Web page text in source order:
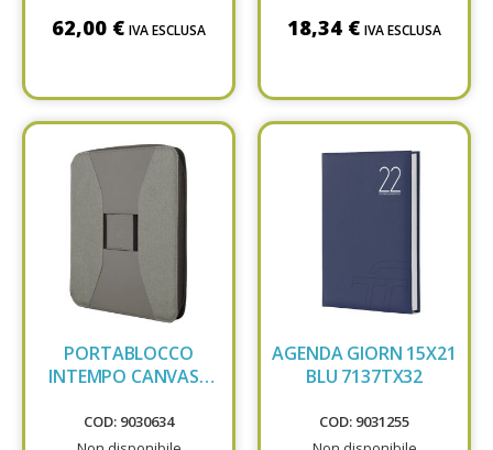
62,00 € IVA ESCLUSA 18,34 € IVA ESCLUSA
PORTABLOCCO
INTEMPO CANVASS
COD: 9030634
AGENDA GIORN 15X21
BLU 7137TX32
COD: 9031255